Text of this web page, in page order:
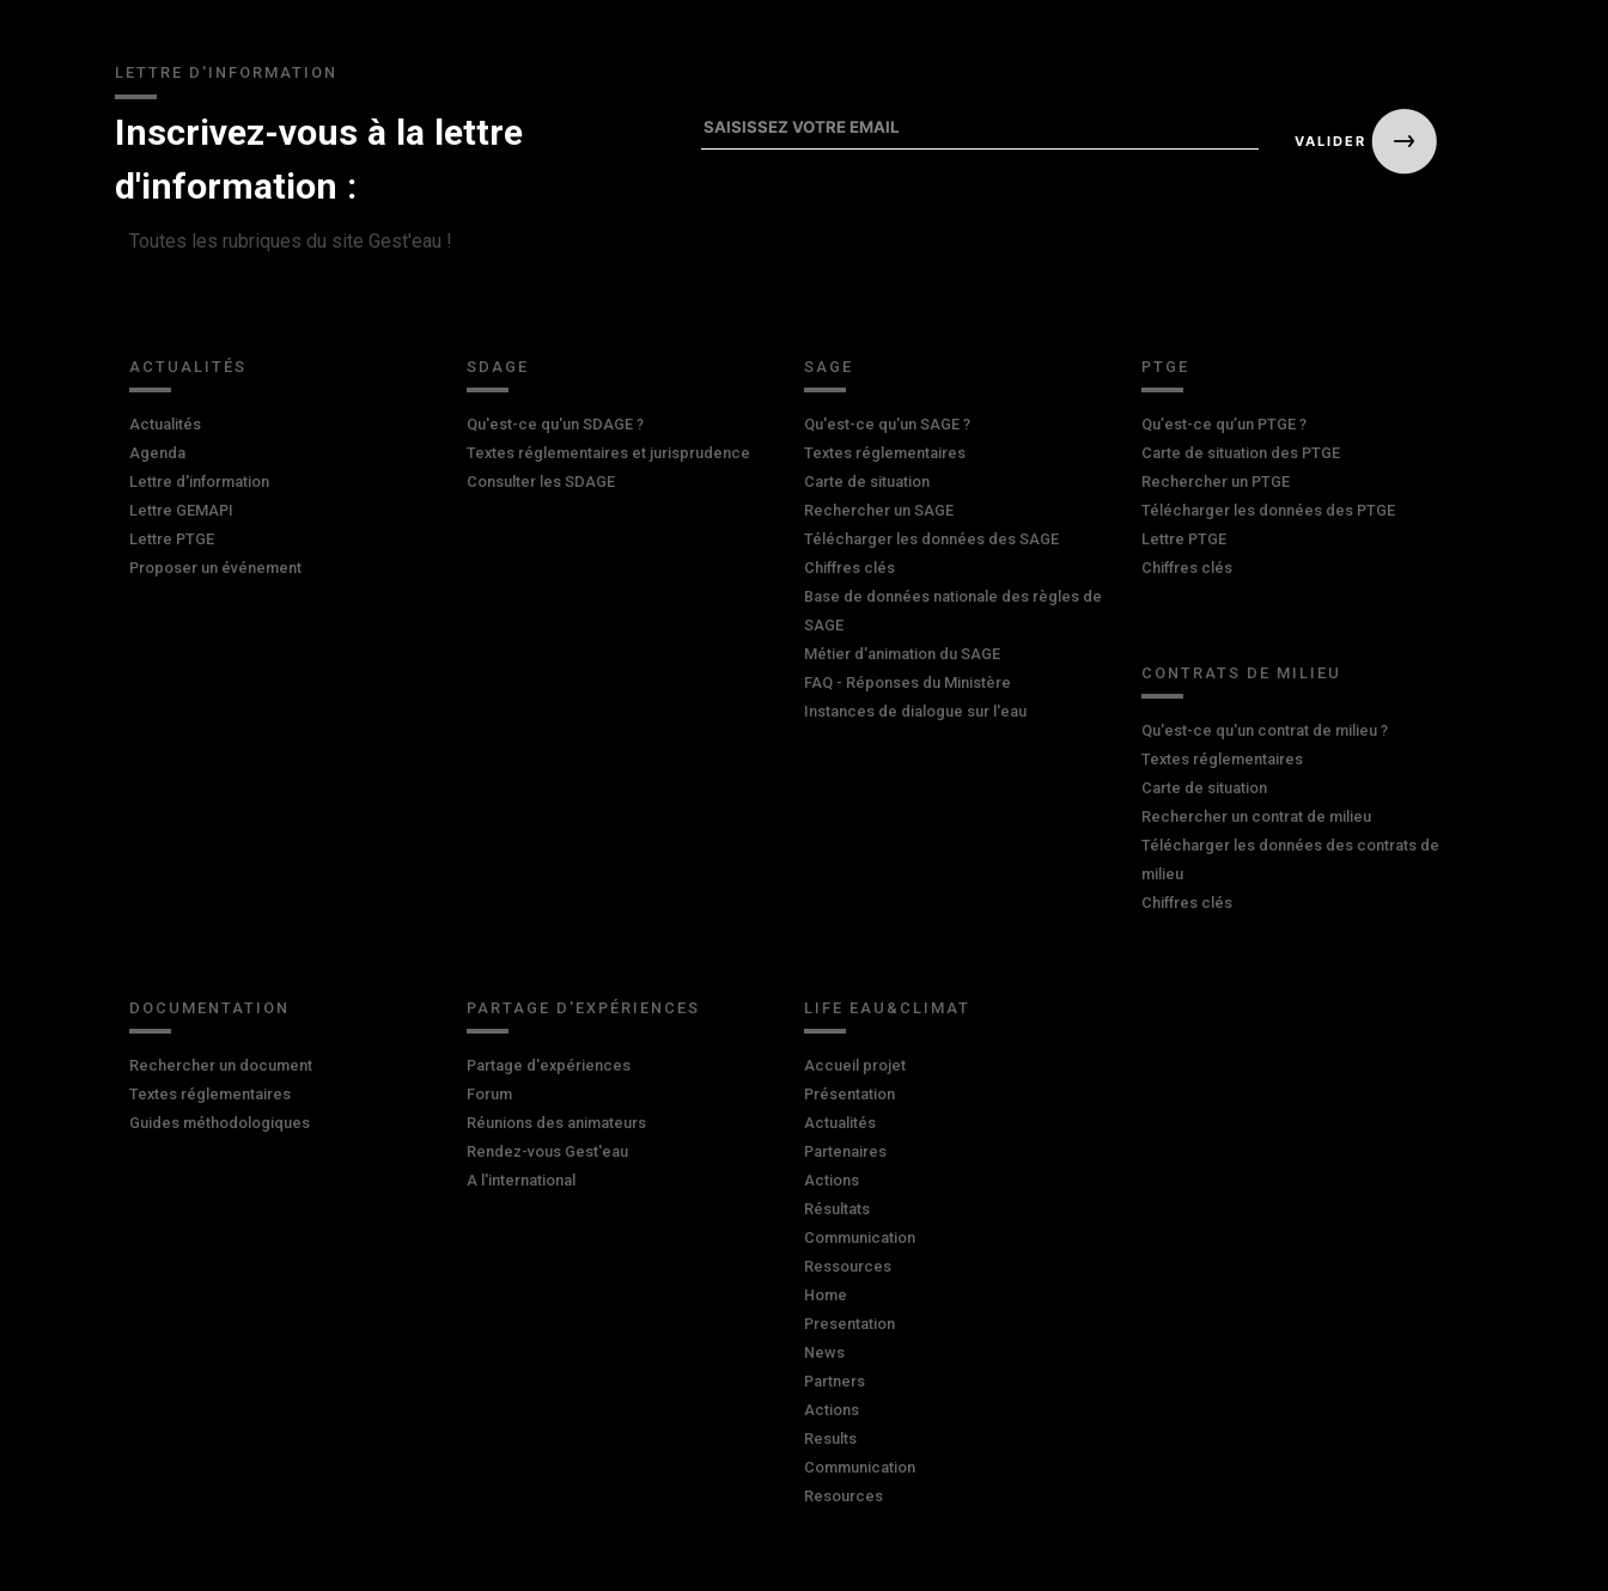
LETTRE D'INFORMATION
Inscrivez-vous à la lettre
d'information :
Toutes les rubriques du site Gest'eau !
ACTUALITÉS
Actualités
Agenda
Lettre d'information
Lettre GEMAPI
Lettre PTGE
Proposer un événement
SDAGE
Qu'est-ce qu'un SDAGE ?
Textes réglementaires et jurisprudence
Consulter les SDAGE
SAGE
Qu'est-ce qu'un SAGE ?
Textes réglementaires
Carte de situation
Rechercher un SAGE
Télécharger les données des SAGE
Chiffres clés
Base de données nationale des règles de
SAGE
Métier d'animation du SAGE
FAQ - Réponses du Ministère
Instances de dialogue sur l'eau
PTGE
Qu’est-ce qu’un PTGE ?
Carte de situation des PTGE
Rechercher un PTGE
Télécharger les données des PTGE
Lettre PTGE
Chiffres clés
CONTRATS DE MILIEU
Qu'est-ce qu'un contrat de milieu ?
Textes réglementaires
Carte de situation
Rechercher un contrat de milieu
Télécharger les données des contrats de
milieu
Chiffres clés
DOCUMENTATION
Rechercher un document
Textes réglementaires
Guides méthodologiques
PARTAGE D'EXPÉRIENCES
Partage d'expériences
Forum
Réunions des animateurs
Rendez-vous Gest'eau
A l'international
LIFE EAU&CLIMAT
Accueil projet
Présentation
Actualités
Partenaires
Actions
Résultats
Communication
Ressources
Home
Presentation
News
Partners
Actions
Results
Communication
Resources